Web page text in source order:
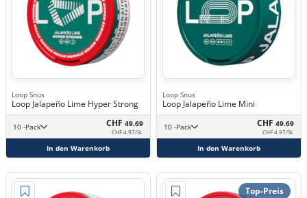
Loop Snus
Loop Jalapeño Lime Hyper Strong
10 -Pack CHF 49.69
CHF 4.97/St.
In den Warenkorb
Loop Snus
Loop Jalapeño Lime Mini
10 -Pack CHF 49.69
CHF 4.97/St.
In den Warenkorb
Top-Preis